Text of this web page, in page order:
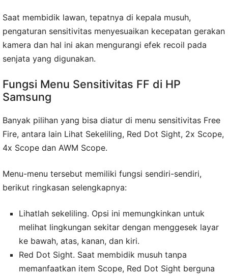
Saat membidik lawan, tepatnya di kepala musuh,
pengaturan sensitivitas menyesuaikan kecepatan gerakan
kamera dan hal ini akan mengurangi efek recoil pada
senjata yang digunakan.
Fungsi Menu Sensitivitas FF di HP
Samsung
Banyak pilihan yang bisa diatur di menu sensitivitas Free
Fire, antara lain Lihat Sekeliling, Red Dot Sight, 2x Scope,
4x Scope dan AWM Scope.
Menu-menu tersebut memiliki fungsi sendiri-sendiri,
berikut ringkasan selengkapnya:
Lihatlah sekeliling. Opsi ini memungkinkan untuk
melihat lingkungan sekitar dengan menggesek layar
ke bawah, atas, kanan, dan kiri.
Red Dot Sight. Saat membidik musuh tanpa
memanfaatkan item Scope, Red Dot Sight berguna